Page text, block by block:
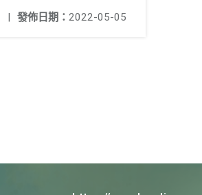
發佈日期： 2022-05-05
|